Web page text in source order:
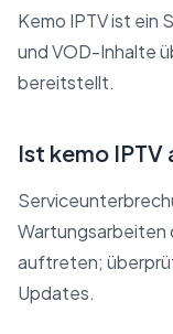
Kemo IPTV ist ein
und VOD-Inhalte
bereitstellt.
Ist kemo
Wartungsarbeiten
auftreten;
Updates.